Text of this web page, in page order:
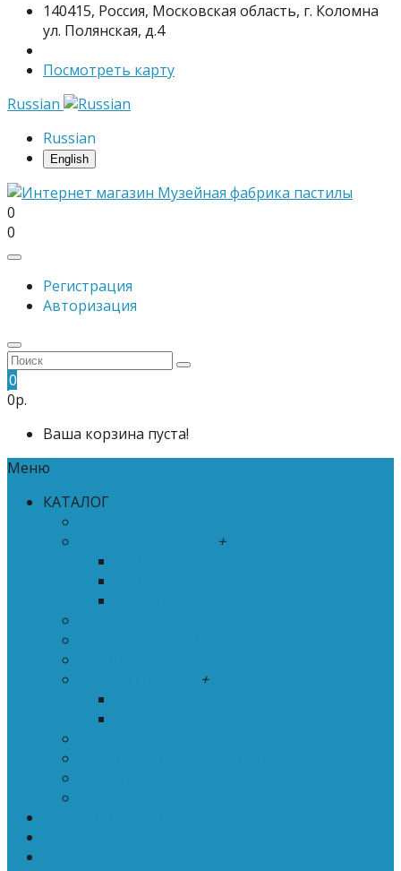
140415, Россия, Московская область, г. Коломна
ул. Полянская, д.4
Посмотреть карту
Russian
Russian
English
0
0
Регистрация
Авторизация
0
0р.
Ваша корзина пуста!
Меню
КАТАЛОГ
+
+